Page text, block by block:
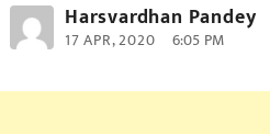
Harsvardhan Pandey
17 APR, 2020 6:05 PM